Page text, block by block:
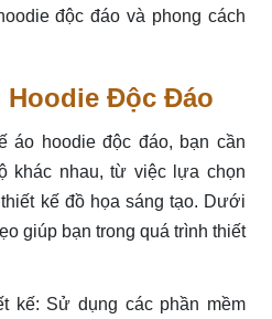
độc đáo và phong cách
Hoodie Độc Đáo
áo hoodie độc đáo, bạn cần
khác nhau, từ việc lựa chọn
kế đồ họa sáng tạo. Dưới
giúp bạn trong quá trình thiết
kế: Sử dụng các phần mềm